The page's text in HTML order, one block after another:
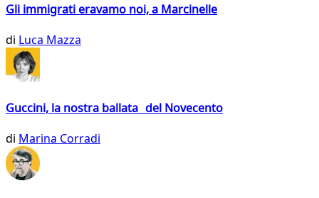
Gli immigrati eravamo noi, a Marcinelle
di Luca Mazza
Guccini, la nostra ballata del Novecento
di Marina Corradi